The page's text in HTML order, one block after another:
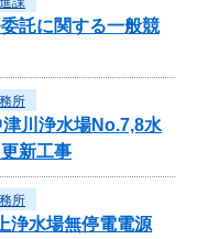
託に関する一般競
所
津川浄水場No.7,8水
新工事
所
浄水場無停電電源